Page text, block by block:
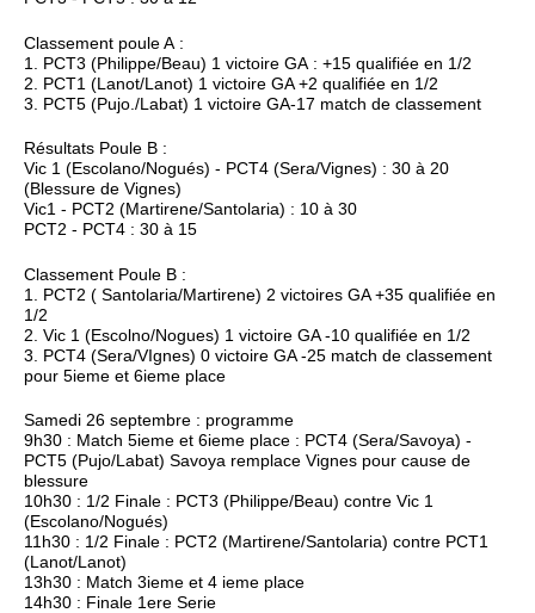
Classement poule A :
1. PCT3 (Philippe/Beau) 1 victoire GA : +15 qualifiée en 1/2
2. PCT1 (Lanot/Lanot) 1 victoire GA +2 qualifiée en 1/2
3. PCT5 (Pujo./Labat) 1 victoire GA-17 match de classement
Résultats Poule B :
Vic 1 (Escolano/Nogués) - PCT4 (Sera/Vignes) : 30 à 20
(Blessure de Vignes)
Vic1 - PCT2 (Martirene/Santolaria) : 10 à 30
PCT2 - PCT4 : 30 à 15
Classement Poule B :
1. PCT2 ( Santolaria/Martirene) 2 victoires GA +35 qualifiée en
1/2
2. Vic 1 (Escolno/Nogues) 1 victoire GA -10 qualifiée en 1/2
3. PCT4 (Sera/VIgnes) 0 victoire GA -25 match de classement
pour 5ieme et 6ieme place
Samedi 26 septembre : programme
9h30 : Match 5ieme et 6ieme place : PCT4 (Sera/Savoya) -
PCT5 (Pujo/Labat) Savoya remplace Vignes pour cause de
blessure
10h30 : 1/2 Finale : PCT3 (Philippe/Beau) contre Vic 1
(Escolano/Nogués)
11h30 : 1/2 Finale : PCT2 (Martirene/Santolaria) contre PCT1
(Lanot/Lanot)
13h30 : Match 3ieme et 4 ieme place
14h30 : Finale 1ere Serie